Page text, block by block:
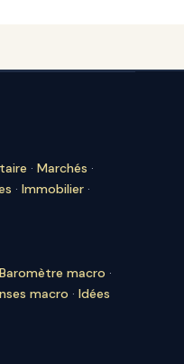
· Marchés ·
· Immobilier ·
Baromètre macro ·
macro · Idées